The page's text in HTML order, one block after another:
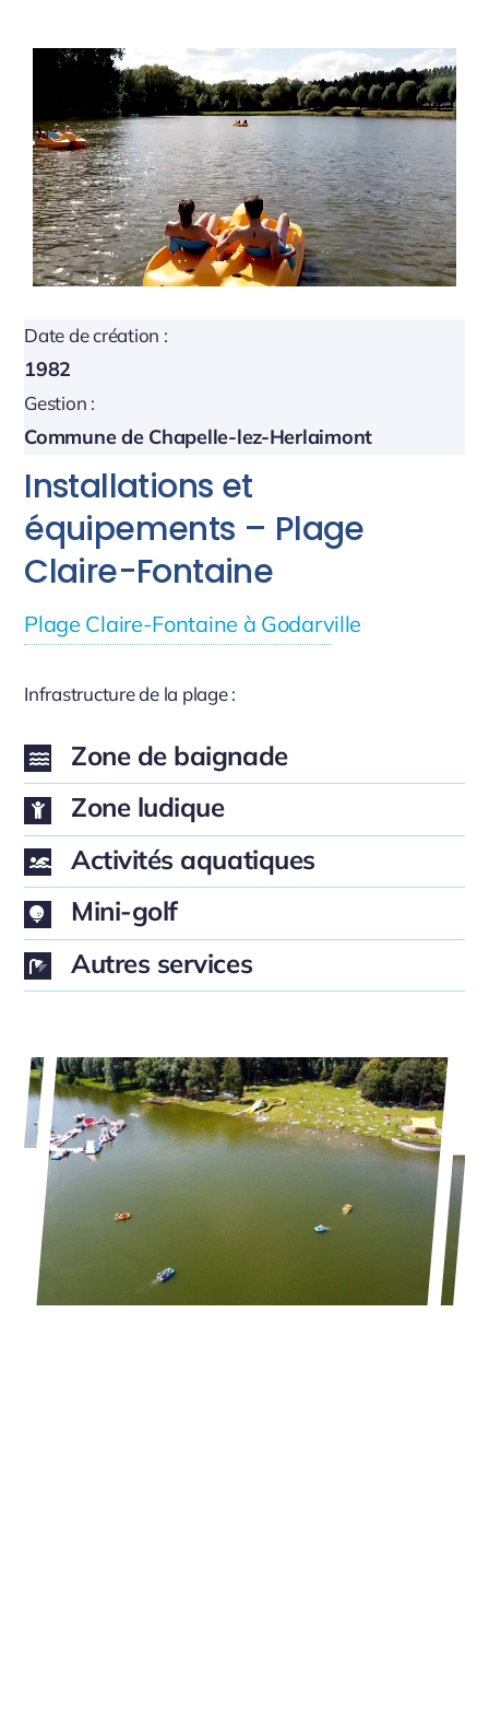
Date de création :
1982
Gestion :
Commune de Chapelle-lez-Herlaimont
Installations et
équipements – Plage
Claire-Fontaine
Plage Claire-Fontaine à Godarville
Infrastructure de la plage :
Zone de baignade
Zone ludique
Activités aquatiques
Mini-golf
Autres services